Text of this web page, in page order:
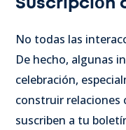
Suscripción
No todas las
De hecho, algunas
celebración,
construir relaciones
suscriben a tu